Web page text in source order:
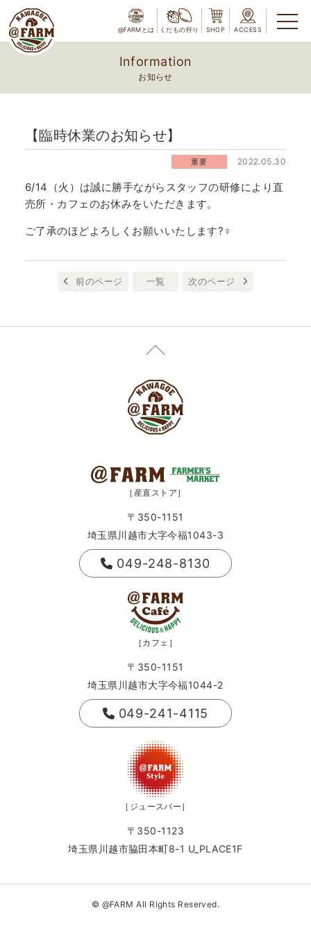
@FARMとは くだもの狩り SHOP ACCESS
Information
お知らせ
【臨時休業のお知らせ】
重要 2022.05.30
6/14（火）は誠に勝手ながらスタッフの研修により直
売所・カフェのお休みをいただきます。
ご了承のほどよろしくお願いいたします?‍♀️
前のページ 一覧 次のページ
［産直ストア］
〒350-1151
埼玉県川越市大字今福1043-3
049-248-8130
［カフェ］
〒350-1151
埼玉県川越市大字今福1044-2
049-241-4115
［ジュースバー］
〒350-1123
埼玉県川越市脇田本町8-1 U_PLACE1F
© @FARM All Rights Reserved.